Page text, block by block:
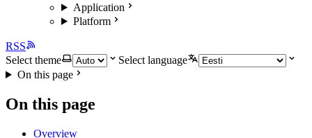
Application
Platform
RSS
Select theme
Select language
On this page
On this page
Overview